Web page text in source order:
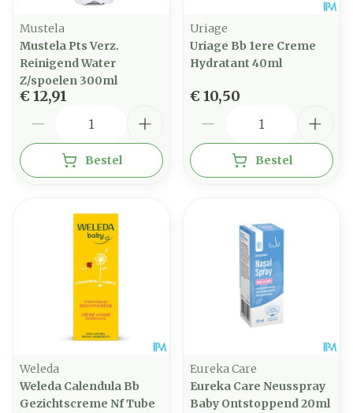
Mustela
Mustela Pts Verz.
Reinigend Water
Z/spoelen 300ml
€ 12,91
Bestel
Uriage
Uriage Bb 1ere Creme
Hydratant 40ml
€ 10,50
Bestel
Weleda
Weleda Calendula Bb
Gezichtscreme Nf Tube
Eureka Care
Eureka Care Neusspray
Baby Ontstoppend 20ml